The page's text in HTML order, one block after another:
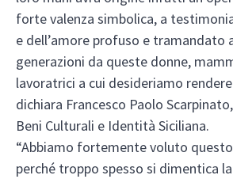
forte valenza simbolica, a
e dell’amore profuso e tramandato
generazioni da queste donne,
lavoratrici a cui desideriamo
dichiara Francesco Paolo
Beni Culturali e Identità Siciliana.
“Abbiamo fortemente voluto
perché troppo spesso si dimentica